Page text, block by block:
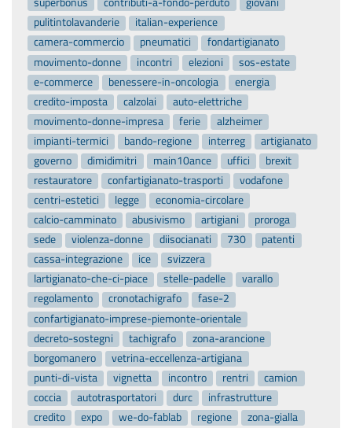
pulitintolavanderie
italian-experience
camera-commercio
pneumatici
fondartigianato
movimento-donne
incontri elezioni
sos-estate
e-commerce
benessere-in-oncologia
energia
credito-imposta
calzolai
auto-elettriche
movimento-donne-impresa
ferie
alzheimer
impianti-termici
bando-regione interreg
artigianato
governo
dimidimitri main10ance uffici
brexit
restauratore
confartigianato-trasporti
vodafone
centri-estetici
legge
economia-circolare
calcio-camminato
abusivismo artigiani
proroga
sede
violenza-donne diisocianati 730
patenti
cassa-integrazione
ice
svizzera
lartigianato-che-ci-piace
stelle-padelle
varallo
regolamento
cronotachigrafo
fase-2
confartigianato-imprese-piemonte-orientale
decreto-sostegni
tachigrafo
zona-arancione
borgomanero
vetrina-eccellenza-artigiana
punti-di-vista
vignetta incontro rentri
camion
coccia
autotrasportatori durc
infrastrutture
credito
expo we-do-fablab regione
zona-gialla